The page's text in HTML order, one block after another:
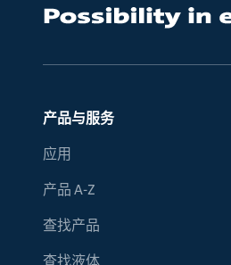
产品与服务
应用
产品 A-Z
查找产品
查找液体